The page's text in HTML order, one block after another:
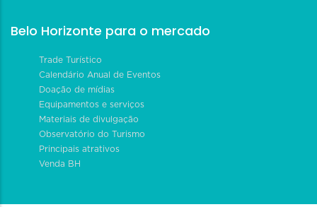
Belo Horizonte para o mercado
Trade Turístico
Calendário Anual de Eventos
Doação de mídias
Equipamentos e serviços
Materiais de divulgação
Observatório do Turismo
Principais atrativos
Venda BH